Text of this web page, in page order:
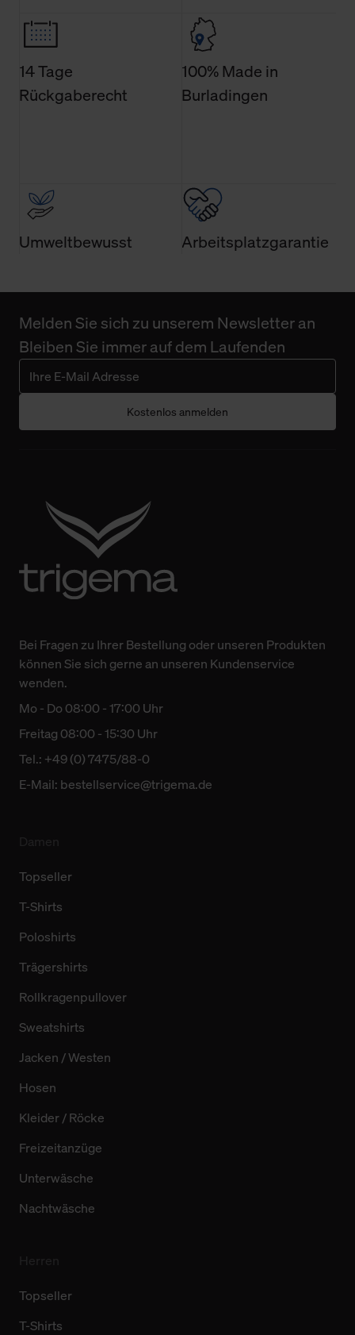
14 Tage
Rückgaberecht
100% Made in
Burladingen
Umweltbewusst Arbeitsplatzgarantie
Melden Sie sich zu unserem Newsletter an
Bleiben Sie immer auf dem Laufenden
Kostenlos anmelden
Bei Fragen zu Ihrer Bestellung oder unseren Produkten
können Sie sich gerne an unseren Kundenservice
wenden.
Mo - Do 08:00 - 17:00 Uhr
Freitag 08:00 - 15:30 Uhr
Tel.: +49 (0) 7475/88-0
E-Mail: bestellservice@trigema.de
Topseller
T-Shirts
Poloshirts
Trägershirts
Rollkragenpullover
Sweatshirts
Jacken / Westen
Hosen
Kleider / Röcke
Freizeitanzüge
Unterwäsche
Nachtwäsche
Topseller
T-Shirts